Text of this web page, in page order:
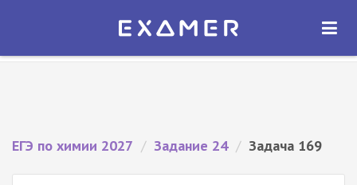
Экзамер — ЕГЭ 2027
ОТКРЫТЬ
ЕГЭ по химии 2027 / Задание 24 / Задача 169